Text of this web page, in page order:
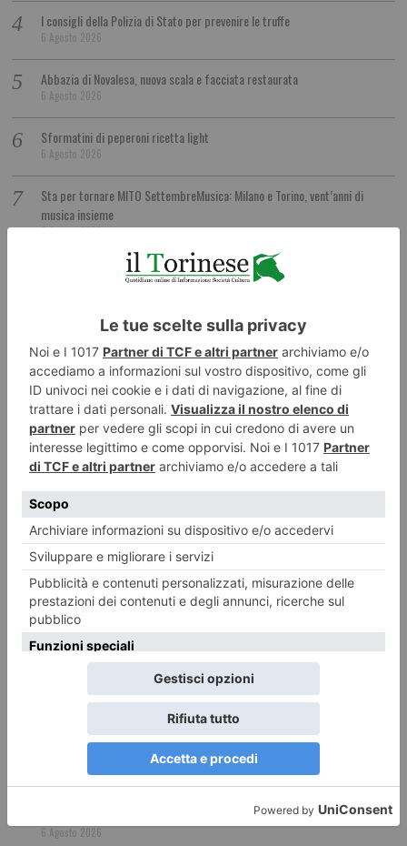
I consigli della Polizia di Stato per prevenire le truffe
6 Agosto 2026
Abbazia di Novalesa, nuova scala e facciata restaurata
6 Agosto 2026
Sformatini di peperoni ricetta light
6 Agosto 2026
Sta per tornare MITO SettembreMusica: Milano e Torino, vent’anni di
musica insieme
6 Agosto 2026
Montagna piemontese, dalla Regione nuovi fondi per servizi e sviluppo
Ragazzina investita da bus ricoverata in codice rosso
6 Agosto 2026
Stelle cadenti con visita notturna a Sant’Antonio di Ranverso
6 Agosto 2026
Zucchine allo zenzero fresco
La Ceramica di Castellamonte torna protagonista
6 Agosto 2026
Ondate di calore, con Junker la mappa dei rifugi climatici di Torino
6 Agosto 2026
“Mario Dondero. Inediti”. Al “Forte di Bard”
Pietro Pisano e il Coda Rossa, storia di fame e coraggio
Nocciole, raccolta al via con una settimana di anticipo
6 Agosto 2026
Argento europeo nella velocità per l’azzurro Giorgio Villa
6 Agosto 2026